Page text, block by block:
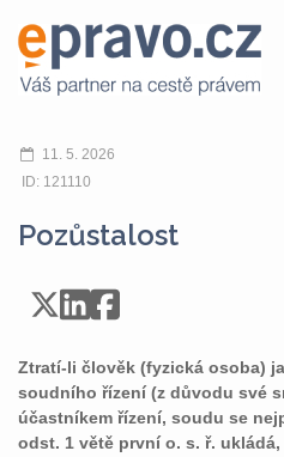
11. 5. 2026
ID: 121110
Pozůstalost
Ztratí-li člověk (fyzická osoba)
soudního řízení (z důvodu své
účastníkem řízení, soudu se
odst. 1 větě první o. s. ř.